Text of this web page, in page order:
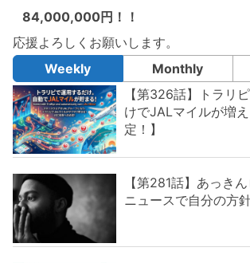
84,000,000円！！
応援よろしくお願いします。
Weekly
Monthly
【第326話】トラリ
けでJALマイルが増
定！】
【第281話】あっき
ニュースで自分の方